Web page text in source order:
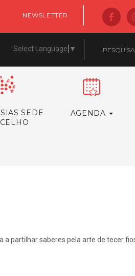
NEWSLETTER
Select Language ▼
SEDE
AGENDA
a partilhar saberes pela arte de tecer